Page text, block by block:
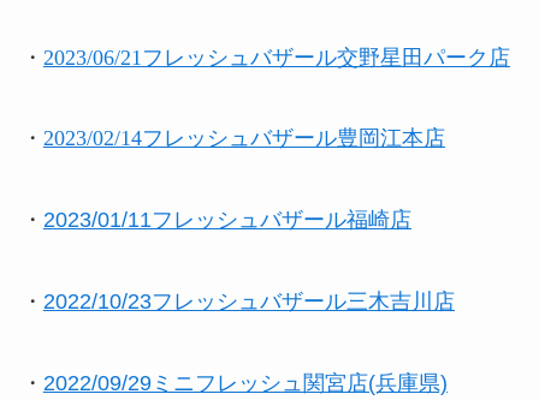
・ 2023/06/21フレッシュバザール交野星田パーク店
・ 2023/02/14フレッシュバザール豊岡江本店
・ 2023/01/11フレッシュバザール福崎店
・ 2022/10/23フレッシュバザール三木吉川店
・ 2022/09/29ミニフレッシュ関宮店(兵庫県)